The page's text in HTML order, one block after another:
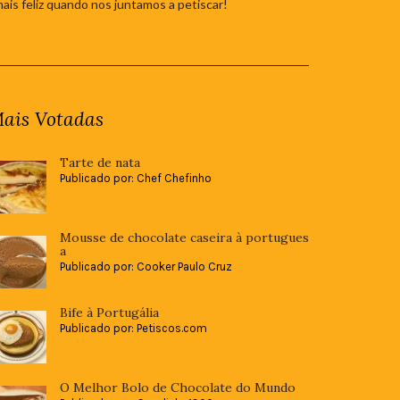
feliz quando nos juntamos a petiscar!
Votadas
Tarte de nata
Publicado por: Chef Chefinho
Mousse de chocolate caseira à portugues
a
Publicado por: Cooker Paulo Cruz
Bife à Portugália
Publicado por: Petiscos.com
O Melhor Bolo de Chocolate do Mundo